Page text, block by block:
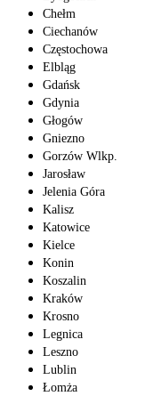
Chełm
Ciechanów
Częstochowa
Elbląg
Gdańsk
Gdynia
Głogów
Gniezno
Gorzów Wlkp.
Jarosław
Jelenia Góra
Kalisz
Katowice
Kielce
Konin
Koszalin
Kraków
Krosno
Legnica
Leszno
Lublin
Łomża